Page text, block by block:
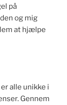
på
og mig
at hjælpe
alle unikke i
Gennem